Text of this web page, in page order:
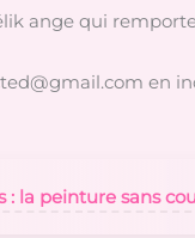
ange qui
en
: la peinture sans